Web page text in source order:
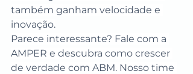
também ganham velocidade e
inovação.
Parece interessante? Fale com a
AMPER e descubra como crescer
de verdade com ABM. Nosso time